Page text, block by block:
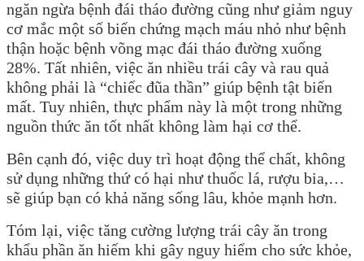
ngăn ngừa bệnh đái tháo đường cũng như giảm nguy
cơ mắc một số biến chứng mạch máu nhỏ như bệnh
thận hoặc bệnh võng mạc đái tháo đường xuống
28%. Tất nhiên, việc ăn nhiều trái cây và rau quả
không phải là “chiếc đũa thần” giúp bệnh tật biến
mất. Tuy nhiên, thực phẩm này là một trong những
nguồn thức ăn tốt nhất không làm hại cơ thể.
Bên cạnh đó, việc duy trì hoạt động thể chất, không
sử dụng những thứ có hại như thuốc lá, rượu bia,…
sẽ giúp bạn có khả năng sống lâu, khỏe mạnh hơn.
Tóm lại, việc tăng cường lượng trái cây ăn trong
khẩu phần ăn hiếm khi gây nguy hiểm cho sức khỏe,